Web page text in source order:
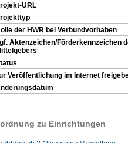
URL
der HWR bei Verbundvorhaben
Aktenzeichen/Förderkennzeichen
Veröffentlichung im Internet
zu Einrichtungen